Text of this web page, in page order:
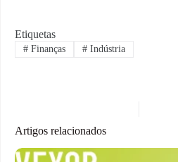
Etiquetas
#Finanças #Indústria
Artigos relacionados